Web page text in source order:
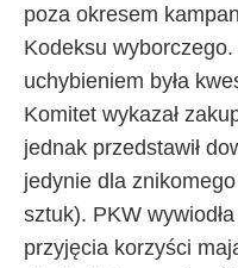
poza okresem
Kodeksu
uchybieniem była
Komitet wykazał
jednak przedstawił
jedynie dla
sztuk). PKW
przyjęcia korzyści